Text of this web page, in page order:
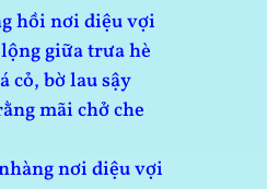
hồi nơi diệu vợi
giữa trưa hè
cỏ, bờ lau sậy
mãi chở che
nơi diệu vợi